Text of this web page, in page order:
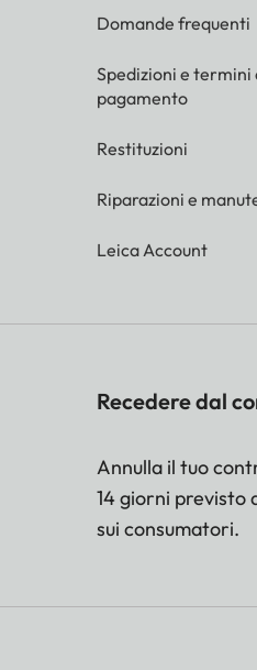
Domande frequenti
Spedizioni e termini
pagamento
Restituzioni
Riparazioni e
Leica Account
Recedere dal
Annulla il tuo
14 giorni previsto
sui consumatori.